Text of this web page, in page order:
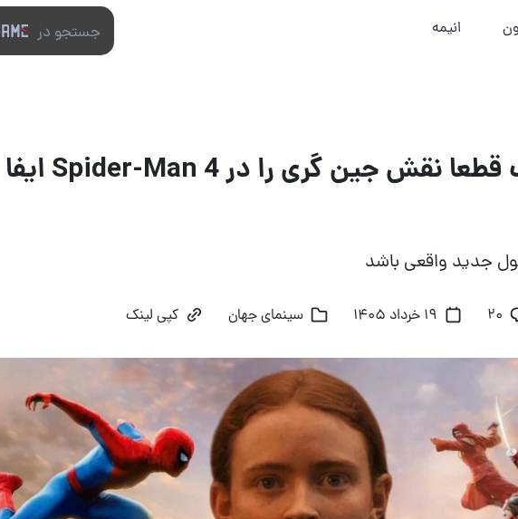
انیمه
سیدی سینک قطعا نقش جین گری را در Spider-Man 4 ایفا
جدید واقعی باشد
20 19 خرداد 1405 سینمای جهان کپی لینک